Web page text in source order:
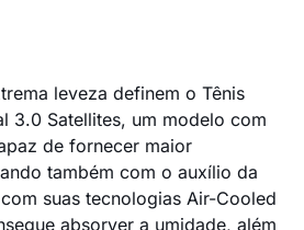
leveza definem o Tênis
3.0 Satellites, um modelo com
de fornecer maior
também com o auxílio da
suas tecnologias Air-Cooled
absorver a umidade, além